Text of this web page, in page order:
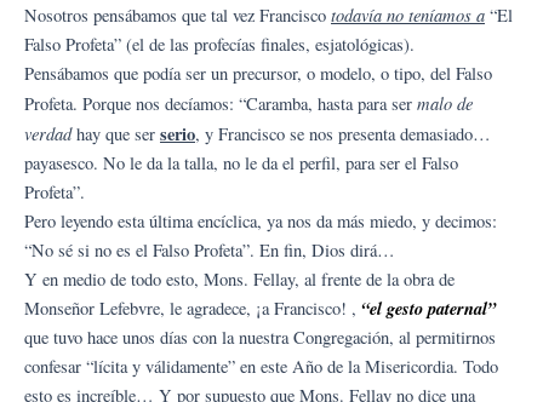
Nosotros pensábamos que tal vez Francisco todavía no teníamos a “El
Falso Profeta” (el de las profecías finales, esjatológicas).
Pensábamos que podía ser un precursor, o modelo, o tipo, del Falso
Profeta. Porque nos decíamos: “Caramba, hasta para ser malo de
verdadhay que ser serio, y Francisco se nos presenta demasiado…
payasesco. No le da la talla, no le da el perfil, para ser el Falso
Profeta”.
Pero leyendo esta última encíclica, ya nos da más miedo, y decimos:
“No sé si no es el Falso Profeta”. En fin, Dios dirá…
Y en medio de todo esto, Mons. Fellay, al frente de la obra de
Monseñor Lefebvre, le agradece, ¡a Francisco! , “el gesto paternal”
que tuvo hace unos días con la nuestra Congregación, al permitirnos
confesar “lícita y válidamente” en este Año de la Misericordia. Todo
esto es increíble… Y por supuesto que Mons. Fellay no dice una